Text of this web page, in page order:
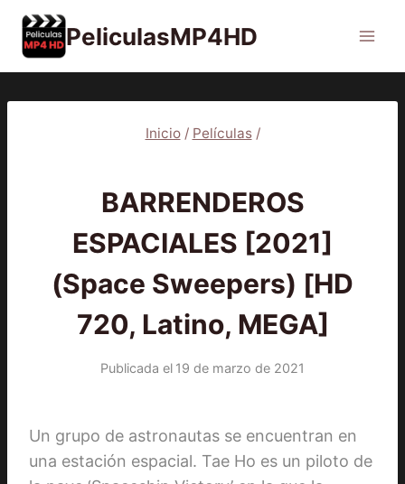
Saltar
contenido
PeliculasMP4HD
Inicio / Películas /
BARRENDEROS
ESPACIALES [2021]
(Space Sweepers) [HD
720, Latino, MEGA]
Publicada el 19 de marzo de 2021
Un grupo de astronautas se encuentran en
una estación espacial. Tae Ho es un piloto de